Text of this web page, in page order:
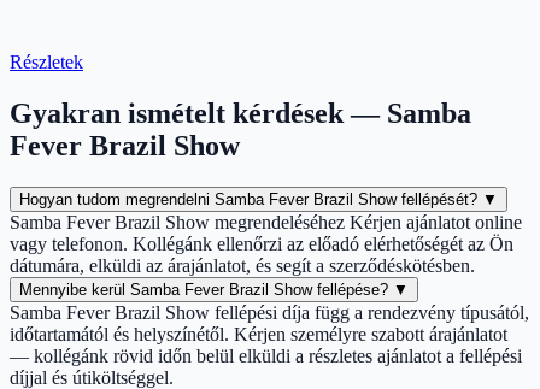
Részletek
Gyakran ismételt kérdések — Samba
Fever Brazil Show
Hogyan tudom megrendelni Samba Fever Brazil Show fellépését? ▼
Samba Fever Brazil Show megrendeléséhez Kérjen ajánlatot online
vagy telefonon. Kollégánk ellenőrzi az előadó elérhetőségét az Ön
dátumára, elküldi az árajánlatot, és segít a szerződéskötésben.
Mennyibe kerül Samba Fever Brazil Show fellépése? ▼
Samba Fever Brazil Show fellépési díja függ a rendezvény típusától,
időtartamától és helyszínétől. Kérjen személyre szabott árajánlatot
— kollégánk rövid időn belül elküldi a részletes ajánlatot a fellépési
díjjal és útiköltséggel.